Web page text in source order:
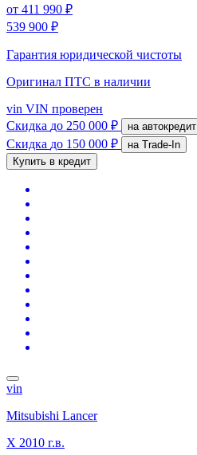
от 411 990 ₽
539 900 ₽
Гарантия юридической чистоты
Оригинал ПТС в наличии
vin VIN проверен
Скидка до 250 000 ₽ на автокредит
Скидка до 150 000 ₽
на Trade-In
Купить в кредит
vin
Mitsubishi Lancer
X 2010 г.в.